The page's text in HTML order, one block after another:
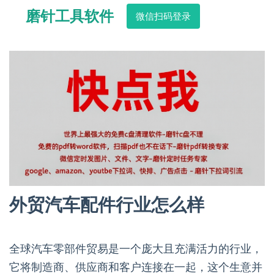
磨针工具软件 微信扫码登录
外贸汽车配件行业怎么样
全球汽车零部件贸易是一个庞大且充满活力的行业，
它将制造商、供应商和客户连接在一起，这个生意并